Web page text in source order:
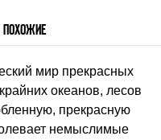
ПОХОЖИЕ
мир прекрасных
океанов, лесов
прекрасную
немыслимые